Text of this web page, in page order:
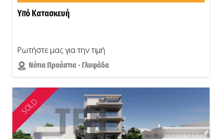
Υπό Κατασκευή
Ρωτήστε μας για την τιμή
Νότια Προάστια - Γλυφάδα
SOLD